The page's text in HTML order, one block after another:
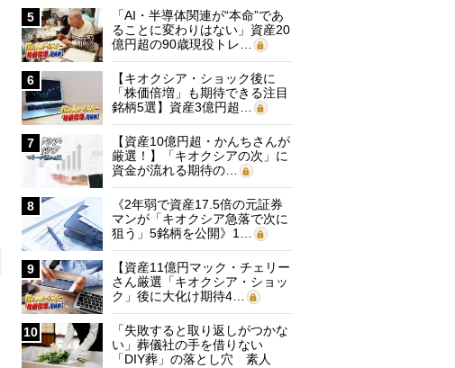
5
「AI・半導体関連が“本命”であ
ることに変わりはない」資産20
億円超の90歳現役トレ…
6
【キオクシア・ショック後に
「株価倍増」も期待できる注目
銘柄5選】資産3億円超…
7
【資産10億円超・かんちさんが
厳選！】「キオクシアの次」に
資金が流れる期待の…
8
《2年弱で資産17.5倍の元証券
マンが「キオクシア急落で次に
狙う」5銘柄を公開》1…
9
【資産11億円マック・チェリー
さん厳選「キオクシア・ショッ
ク」後に大化け期待4…
10
「失敗すると取り返しがつかな
い」葬儀社の手を借りない
「DIY葬」の落とし穴 素人